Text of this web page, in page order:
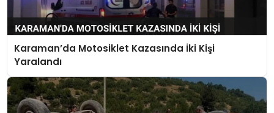
Karaman’da Motosiklet Kazasında İki Kişi
Yaralandı